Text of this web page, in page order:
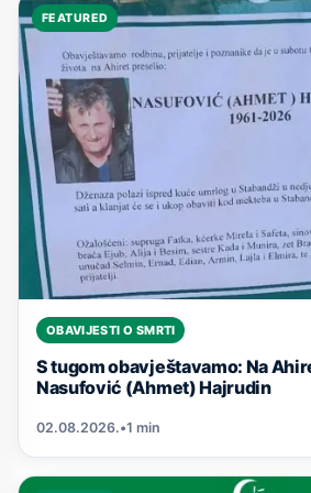
FEATURED
OBAVIJESTI O SMRTI
S tugom obavještavamo: Na
Nasufović (Ahmet) Hajrudin
02.08.2026.•1 min